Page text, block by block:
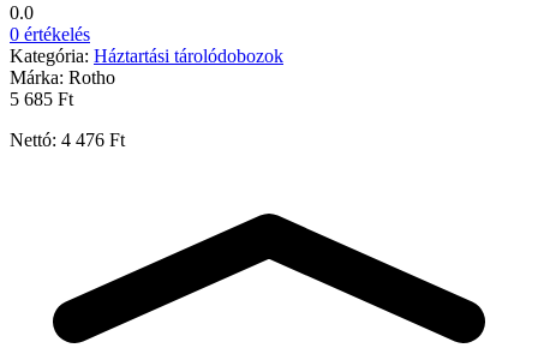
0.0
0 értékelés
Kategória: Háztartási tárolódobozok
Márka: Rotho
5 685 Ft
Nettó: 4 476 Ft